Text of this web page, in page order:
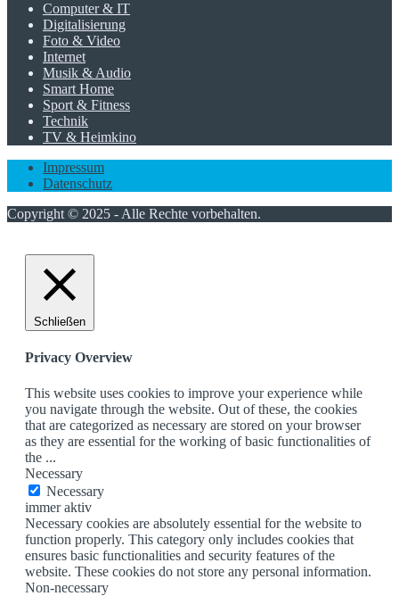
Computer & IT
Digitalisierung
Foto & Video
Internet
Musik & Audio
Smart Home
Sport & Fitness
Technik
TV & Heimkino
Impressum
Datenschutz
Copyright © 2025 - Alle Rechte vorbehalten.
Schließen
Privacy Overview
This website uses cookies to improve your experience while
you navigate through the website. Out of these, the cookies
that are categorized as necessary are stored on your browser
as they are essential for the working of basic functionalities of
the ...
Necessary
Necessary
immer aktiv
Necessary cookies are absolutely essential for the website to
function properly. This category only includes cookies that
ensures basic functionalities and security features of the
website. These cookies do not store any personal information.
Non-necessary